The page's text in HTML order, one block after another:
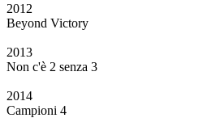
2012
Beyond Victory
2013
Non c'è 2 senza 3
2014
Campioni 4